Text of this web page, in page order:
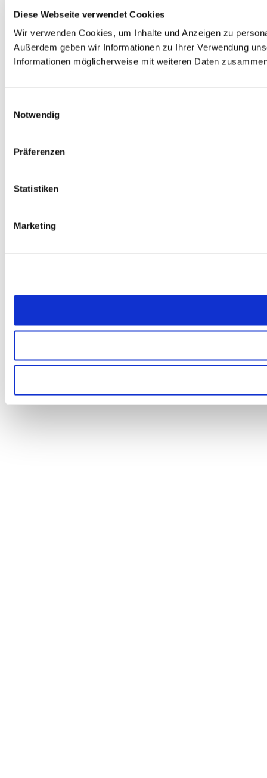
Diese Webseite verwendet Cookies
Wir verwenden Cookies, um Inhalte und Anzeigen zu
Außerdem geben wir Informationen zu Ihrer Verwendung
Informationen möglicherweise mit weiteren Daten
Notwendig
Präferenzen
Statistiken
Marketing